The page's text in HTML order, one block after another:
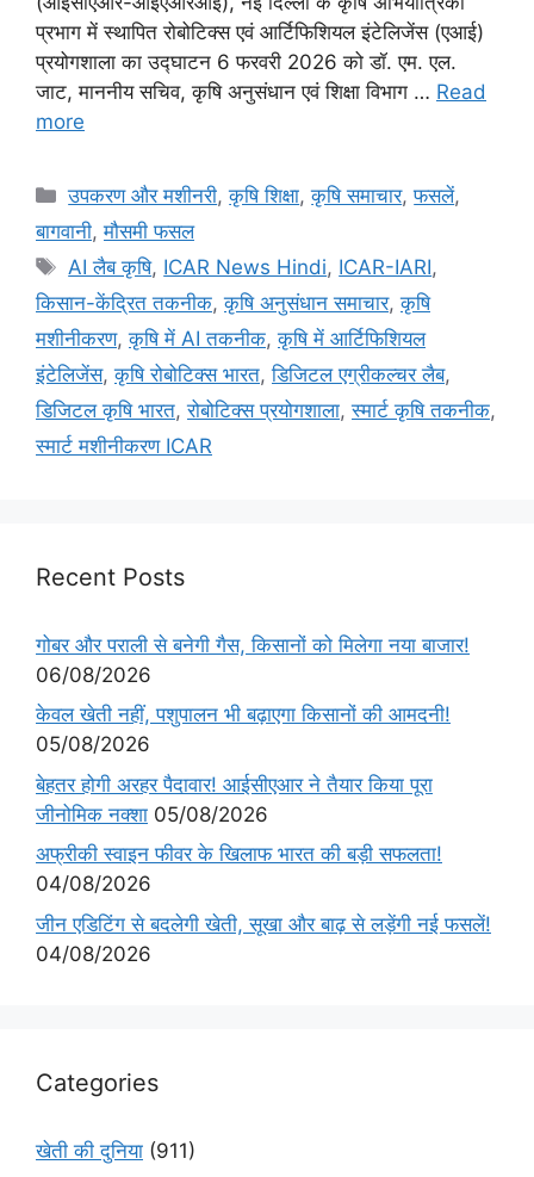
प्रभाग में स्थापित रोबोटिक्स एवं आर्टिफिशियल इंटेलिजेंस (एआई)
प्रयोगशाला का उद्घाटन 6 फरवरी 2026 को डॉ. एम. एल.
जाट, माननीय सचिव, कृषि अनुसंधान एवं शिक्षा विभाग … Read
more
उपकरण और मशीनरी,कृषि शिक्षा,कृषि समाचार,फसलें,
बागवानी,मौसमी फसल
AI लैब कृषि, ICAR News Hindi, ICAR-IARI,
किसान-केंद्रित तकनीक,कृषि अनुसंधान समाचार,कृषि
मशीनीकरण,कृषि में AI तकनीक,कृषि में आर्टिफिशियल
इंटेलिजेंस,कृषि रोबोटिक्स भारत,डिजिटल एग्रीकल्चर लैब,
डिजिटल कृषि भारत,रोबोटिक्स प्रयोगशाला,स्मार्ट कृषि तकनीक,
स्मार्ट मशीनीकरण ICAR
Recent Posts
गोबर और पराली से बनेगी गैस, किसानों को मिलेगा नया बाजार!
06/08/2026
केवल खेती नहीं, पशुपालन भी बढ़ाएगा किसानों की आमदनी!
05/08/2026
बेहतर होगी अरहर पैदावार! आईसीएआर ने तैयार किया पूरा
जीनोमिक नक्शा 05/08/2026
अफ्रीकी स्वाइन फीवर के खिलाफ भारत की बड़ी सफलता!
04/08/2026
जीन एडिटिंग से बदलेगी खेती, सूखा और बाढ़ से लड़ेंगी नई फसलें!
04/08/2026
Categories
खेती की दुनिया (911)